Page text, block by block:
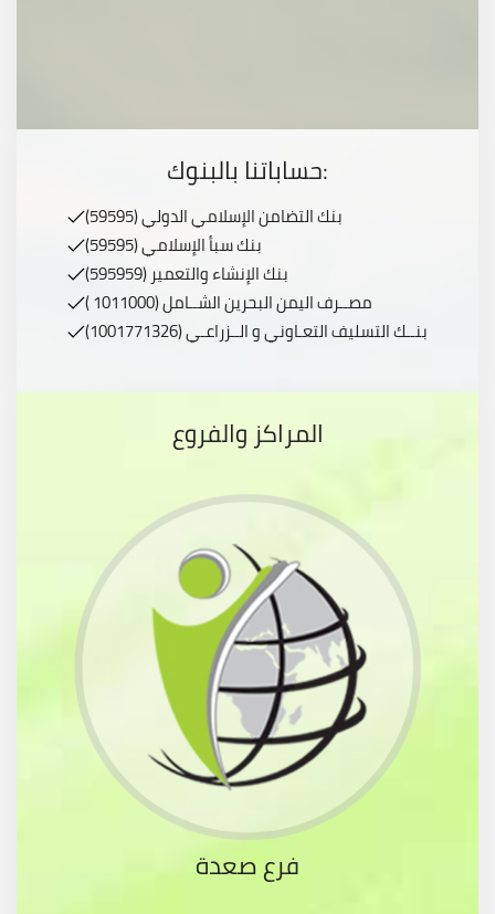
حساباتنا بالبنوك:
بنك التضامن الإسلامي الدولي (59595)
بنك سبأ الإسلامي (59595)
بنك الإنشاء والتعمير (595959)
مصــرف اليمن البحرين الشــامل (1011000 )
بنــك التسليف التعـاوني و الــزراعـي (1001771326)
المراكز والفروع
فرع صعدة